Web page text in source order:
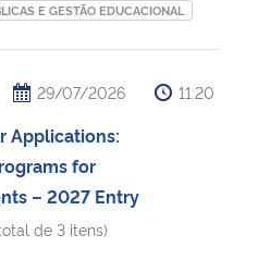
E GESTÃO EDUCACIONAL
29/07/2026 11:20
Applications:
for
– 2027 Entry
de 3 itens)